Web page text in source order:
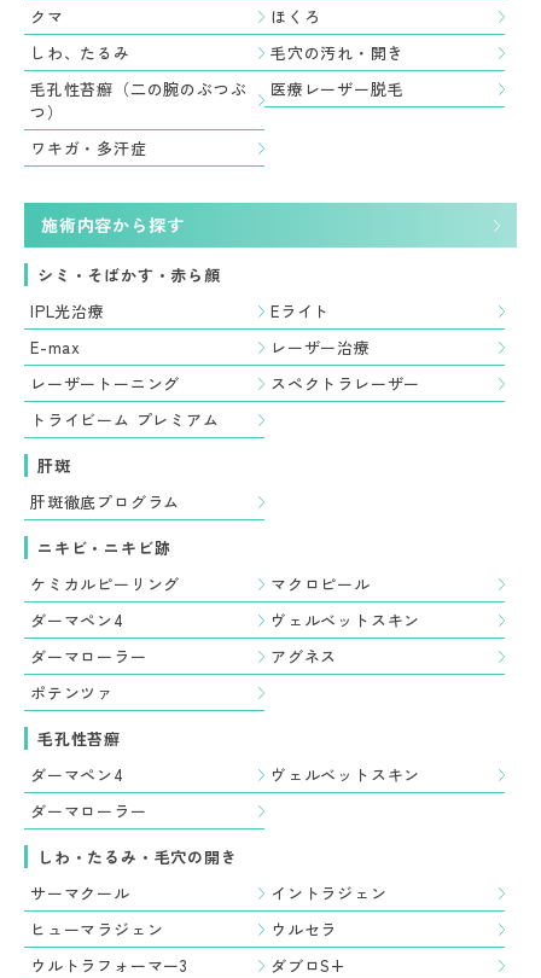
クマ
ほくろ
しわ、たるみ
毛穴の汚れ・開き
毛孔性苔癬（二の腕のぶつぶ
つ）
医療レーザー脱毛
ワキガ・多汗症
施術内容から探す
シミ・そばかす・赤ら顔
IPL光治療
Eライト
E-max
レーザー治療
レーザートーニング
スペクトラレーザー
トライビーム プレミアム
肝斑
肝斑徹底プログラム
ニキビ・ニキビ跡
ケミカルピーリング
マクロピール
ダーマペン4
ヴェルベットスキン
ダーマローラー
アグネス
ポテンツァ
毛孔性苔癬
ダーマペン4
ヴェルベットスキン
ダーマローラー
しわ・たるみ・毛穴の開き
サーマクール
イントラジェン
ヒューマラジェン
ウルセラ
ウルトラフォーマー3
ダブロS+